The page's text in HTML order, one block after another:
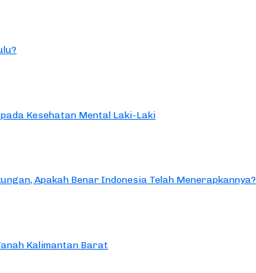
Kesehatan Mental Laki-Laki
Apakah Benar Indonesia Telah Menerapkannya?
Kalimantan Barat